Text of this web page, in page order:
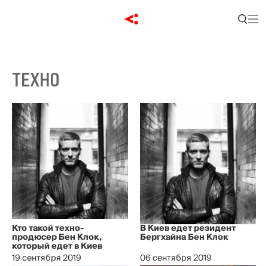
ТЕХНО
Кто такой техно-
продюсер Бен Клок,
который едет в Киев
19 сентября 2019
В Киев едет резидент
Бергхайна Бен Клок
06 сентября 2019